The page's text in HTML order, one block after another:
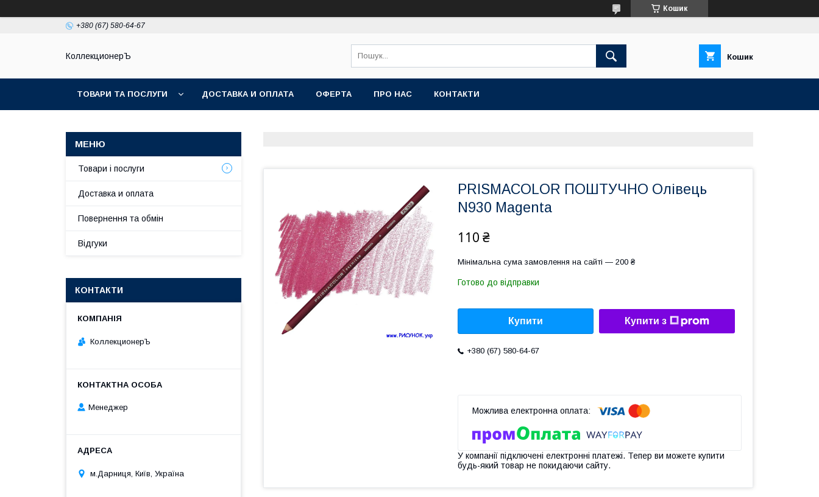
Кошик
+380 (67) 580-64-67
КоллекционерЪ Кошик
ТОВАРИ ТА ПОСЛУГИ ДОСТАВКА И ОПЛАТА ОФЕРТА ПРО НАС КОНТАКТИ
PRISMACOLOR ПОШТУЧНО Олівець
N930 Magenta
110 ₴
Мінімальна сума замовлення на сайті — 200 ₴
Готово до відправки
Купити Купити з
+380 (67) 580-64-67
У компанії підключені електронні платежі. Тепер ви можете купити
будь-який товар не покидаючи сайту.
Товари і послуги
Доставка и оплата
Повернення та обмін
Відгуки
КОНТАКТИ
КоллекционерЪ
Менеджер
м.Дарниця, Київ, Україна